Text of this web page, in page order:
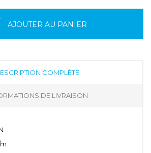
AJOUTER AU PANIER
COMPLÈTE
DE LIVRAISON